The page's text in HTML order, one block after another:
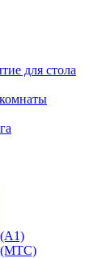
для стола
(А1)
(МТС)